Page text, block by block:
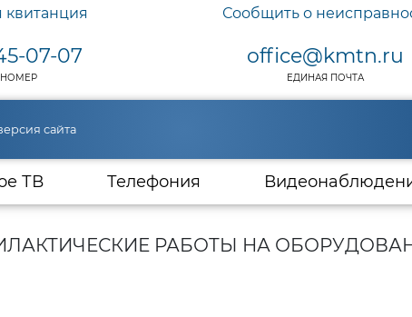
квитанция Сообщить о
07-07 office@kmtn.ru
ЕДИНАЯ ПОЧТА
сайта
ТВ Телефония
РАБОТЫ НА